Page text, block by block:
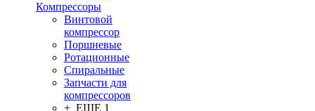
Компрессоры
Винтовой
компрессор
Поршневые
Ротационные
Спиральные
Запчасти для
компрессоров
+ ЕЩЕ 1